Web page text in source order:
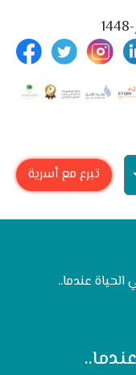
تبرع مع أسرية
عندما..